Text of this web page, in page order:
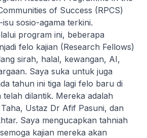
of Success (RPCS)
sosio-agama terkini.
program ini, beberapa
felo kajian (Research Fellows)
sirah, halal, kewangan, AI,
Saya suka untuk juga
tahun ini tiga lagi felo baru di
telah dilantik. Mereka adalah
Ustaz Dr Afif Pasuni, dan
Saya mengucapkan tahniah
kajian mereka akan